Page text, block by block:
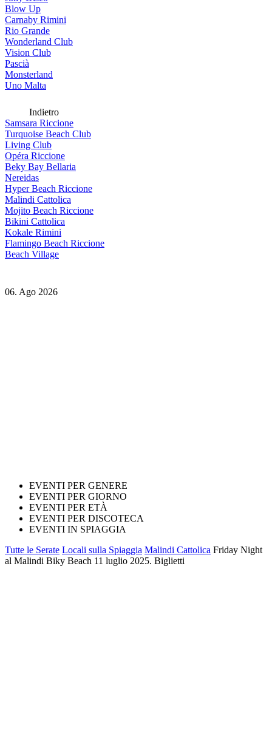
Blow Up
Carnaby Rimini
Rio Grande
Wonderland Club
Vision Club
Pascià
Monsterland
Uno Malta
Indietro
Samsara Riccione
Turquoise Beach Club
Living Club
Opéra Riccione
Beky Bay Bellaria
Nereidas
Hyper Beach Riccione
Malindi Cattolica
Mojito Beach Riccione
Bikini Cattolica
Kokale Rimini
Flamingo Beach Riccione
Beach Village
06. Ago 2026
EVENTI PER GENERE
EVENTI PER GIORNO
EVENTI PER ETÀ
EVENTI PER DISCOTECA
EVENTI IN SPIAGGIA
Tutte le Serate Locali sulla Spiaggia Malindi Cattolica Friday Night
al Malindi Biky Beach 11 luglio 2025. Biglietti